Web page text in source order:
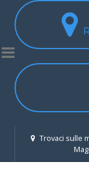
Trovaci sulle